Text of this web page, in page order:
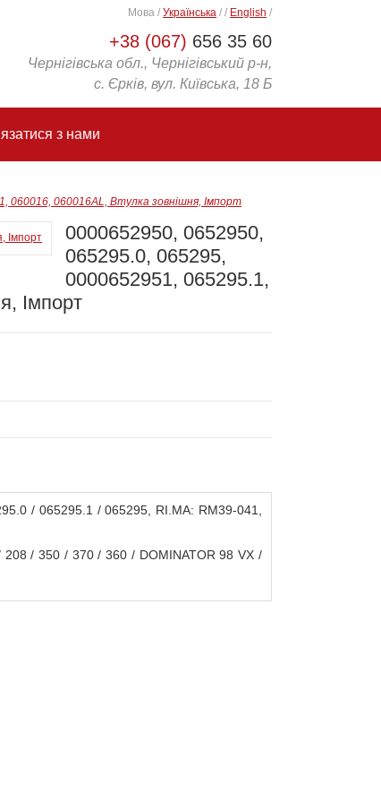
+38 (067) 656 35 60
Чернігівська обл., Чернігівський р-н,
с. Єрків, вул. Київська, 18 Б
Мова / Українська / / English /
з нами
060016, 060016AL, Втулка зовнішня, Імпорт
0000652950, 0652950,
065295.0, 065295,
0000652951, 065295.1,
Імпорт
/ 065295.1 / 065295, RI.MA: RM39-041,
/ 350 / 370 / 360 / DOMINATOR 98 VX /